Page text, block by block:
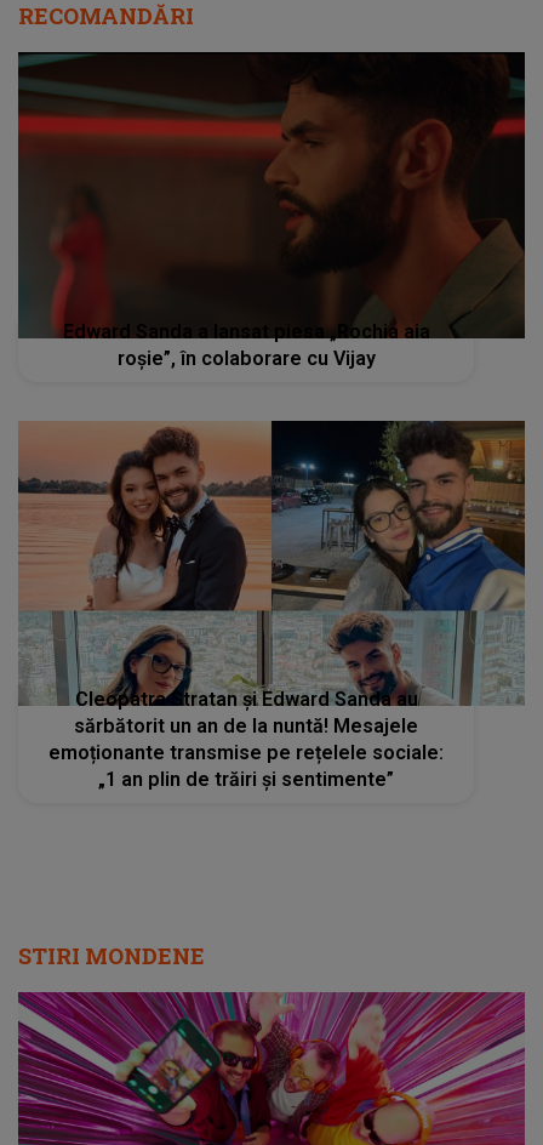
RECOMANDĂRI
Edward Sanda a lansat piesa „Rochia aia
roșie”, în colaborare cu Vijay
Cleopatra Stratan și Edward Sanda au
sărbătorit un an de la nuntă! Mesajele
emoționante transmise pe rețelele sociale:
„1 an plin de trăiri și sentimente”
STIRI MONDENE